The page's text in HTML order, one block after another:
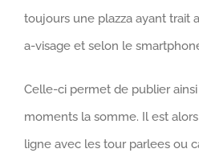
toujours une plazza ayant trait
a-visage et selon le
Celle-ci permet de publier
moments la somme. Il est
ligne avec les tour parlees ou